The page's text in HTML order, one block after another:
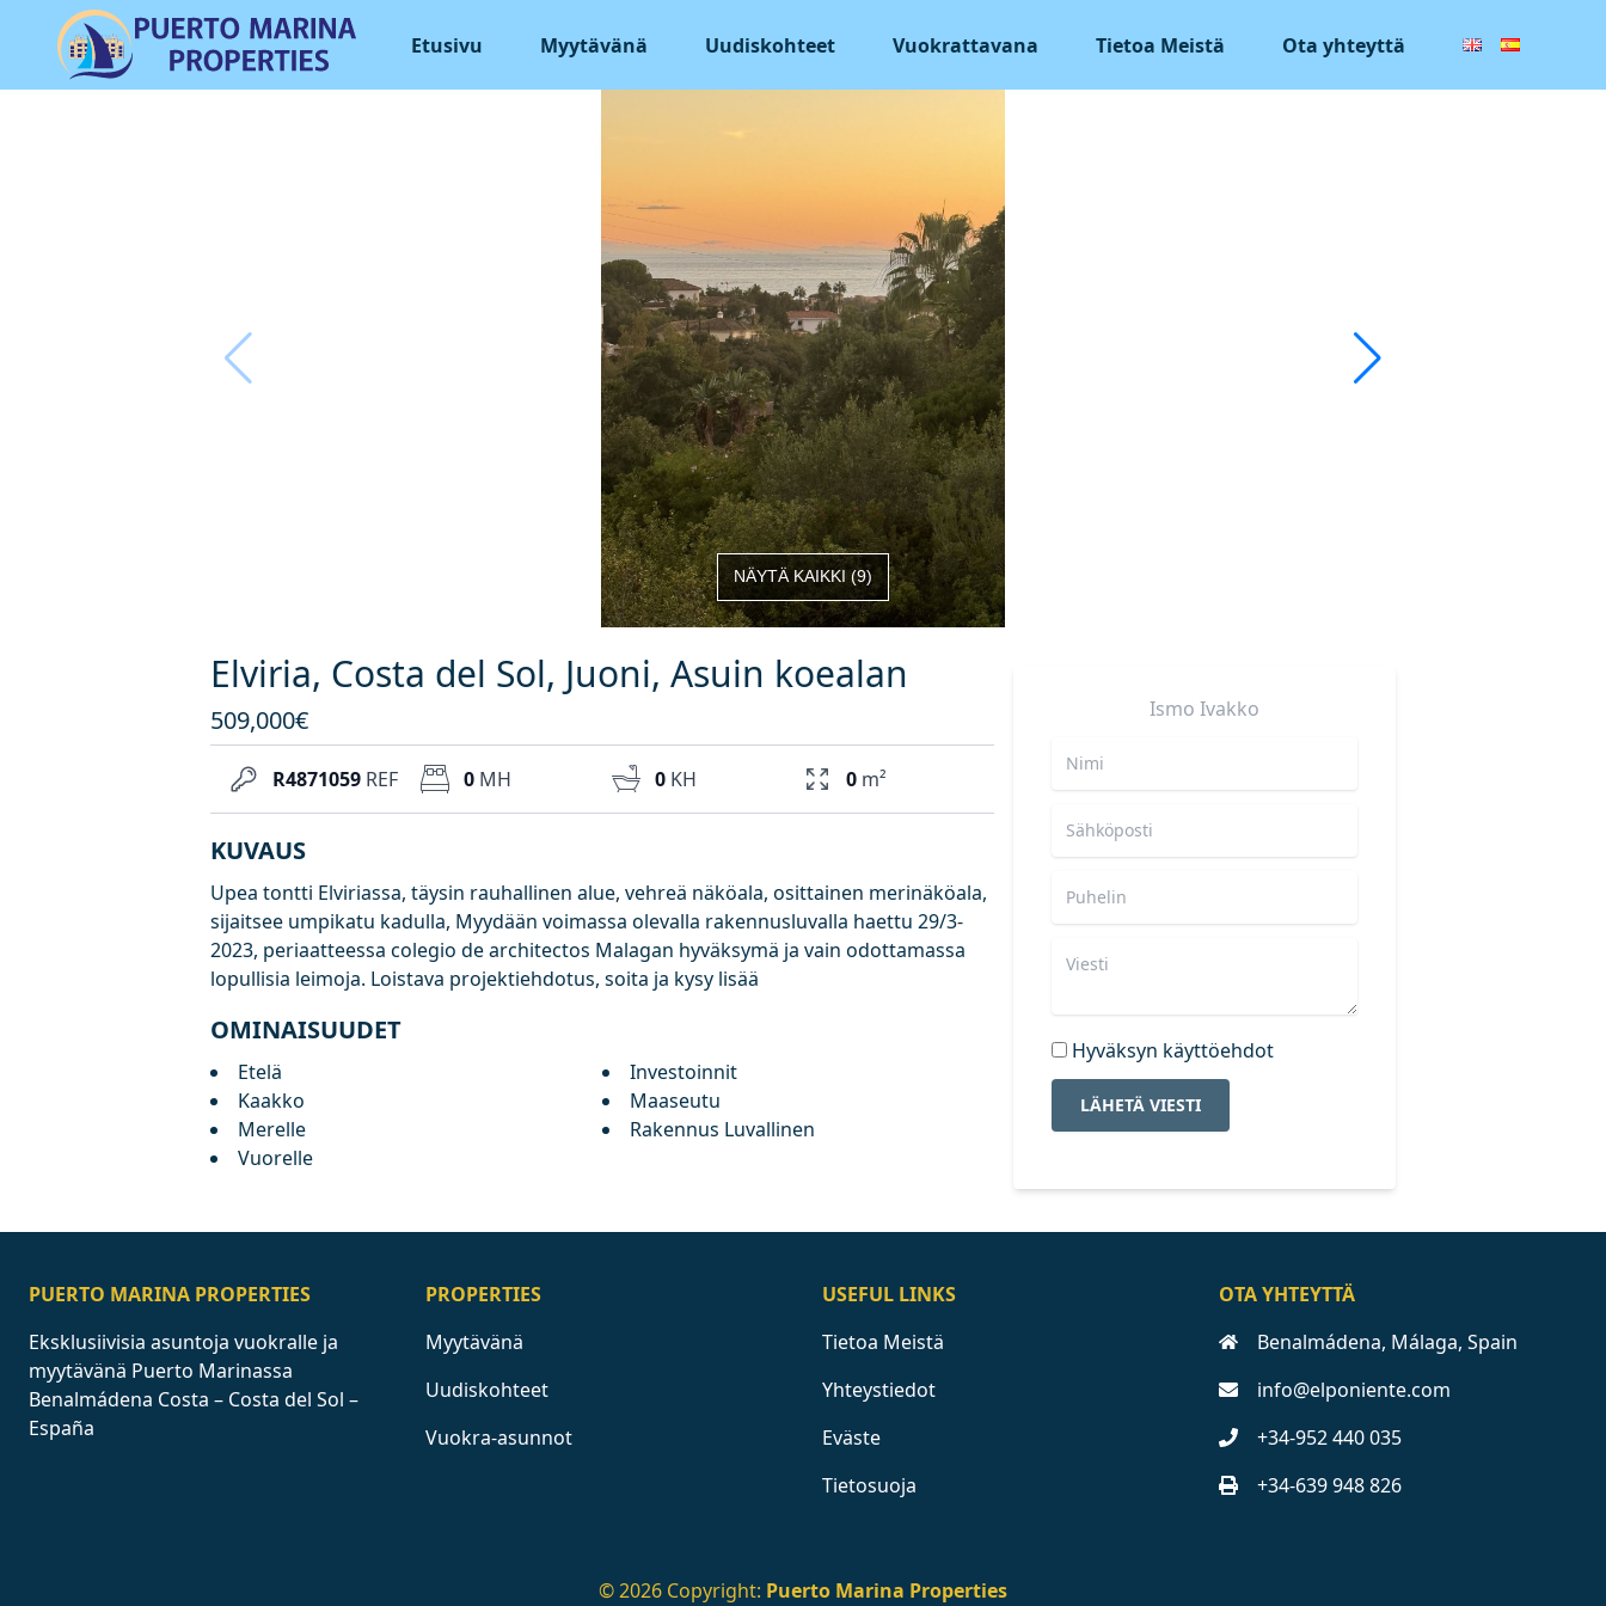
Etusivu Myytävänä Uudiskohteet Vuokrattavana Tietoa Meistä Ota yhteyttä
NÄYTÄ KAIKKI(9)
Elviria, Costa del Sol, Juoni, Asuin koealan
509,000€
R4871059 REF 0 MH 0 KH 0 m²
KUVAUS
Upea tontti Elviriassa, täysin rauhallinen alue, vehreä näköala, osittainen merinäköala,
sijaitsee umpikatu kadulla, Myydään voimassa olevalla rakennusluvalla haettu 29/3-
2023, periaatteessa colegio de architectos Malagan hyväksymä ja vain odottamassa
lopullisia leimoja. Loistava projektiehdotus, soita ja kysy lisää
OMINAISUUDET
Etelä
Investoinnit
Kaakko
Maaseutu
Merelle
Rakennus Luvallinen
Vuorelle
Ismo Ivakko
Hyväksyn käyttöehdot
LÄHETÄ VIESTI
PUERTO MARINA PROPERTIES
Eksklusiivisia asuntoja vuokralle ja
myytävänä Puerto Marinassa
Benalmádena Costa – Costa del Sol –
España
PROPERTIES
Myytävänä
Uudiskohteet
Vuokra-asunnot
USEFUL LINKS
Tietoa Meistä
Yhteystiedot
Eväste
Tietosuoja
OTA YHTEYTTÄ
Benalmádena, Málaga, Spain
info@elponiente.com
+34-952 440 035
+34-639 948 826
© 2026 Copyright: Puerto Marina Properties